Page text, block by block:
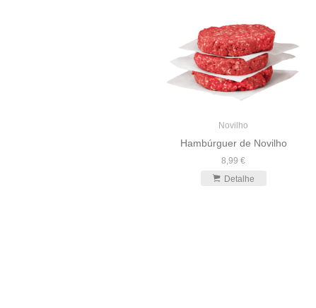
Novilho
Hambúrguer de Novilho
8,99 €
Detalhe